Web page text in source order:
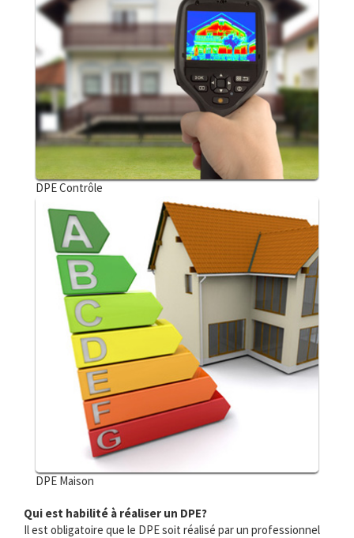
DPE Contrôle
DPE Maison
Qui est habilité à réaliser un DPE?
Il est obligatoire que le DPE soit réalisé par un professionnel